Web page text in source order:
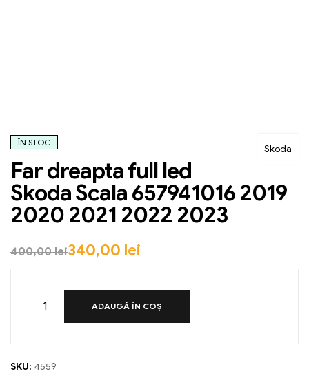
Skoda
ÎN STOC
Far dreapta full led
Skoda Scala 657941016 2019
2020 2021 2022 2023
400,00lei340,00 lei
ADAUGĂ ÎN COȘ
SKU: 4559